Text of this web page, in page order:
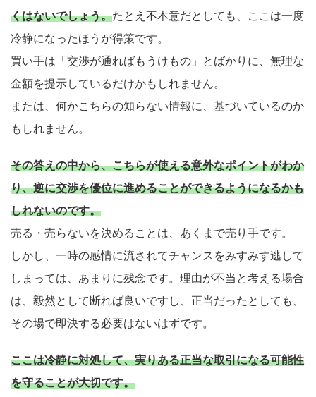
くはないでしょう。たとえ不本意だとしても、ここは一度
冷静になったほうが得策です。
買い手は「交渉が通ればもうけもの」とばかりに、無理な
金額を提示しているだけかもしれません。
または、何かこちらの知らない情報に、基づいているのか
もしれません。
その答えの中から、こちらが使える意外なポイントがわか
り、逆に交渉を優位に進めることができるようになるかも
しれないのです。
売る・売らないを決めることは、あくまで売り手です。
しかし、一時の感情に流されてチャンスをみすみす逃して
しまっては、あまりに残念です。理由が不当と考える場合
は、毅然として断れば良いですし、正当だったとしても、
その場で即決する必要はないはずです。
ここは冷静に対処して、実りある正当な取引になる可能性
を守ることが大切です。